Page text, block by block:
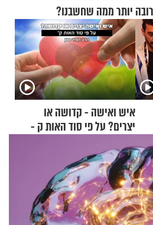
יותר ממה שחשבנו?
איש ואישה - קדושה או
יצרים? על פי סוד האות ק -